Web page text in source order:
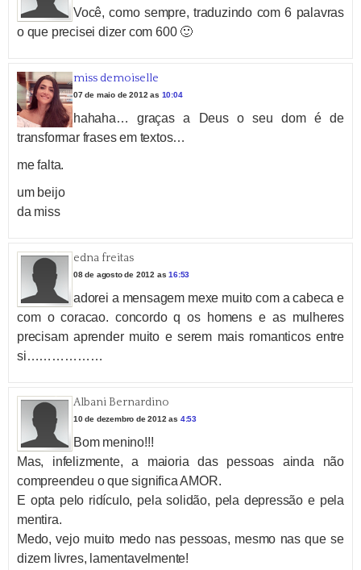
Você, como sempre, traduzindo com 6 palavras
o que precisei dizer com 600 🙂
miss demoiselle
07 de maio de 2012 as 10:04
hahaha… graças a Deus o seu dom é de
transformar frases em textos…
me falta.
um beijo
da miss
edna freitas
08 de agosto de 2012 as16:53
adorei a mensagem mexe muito com a cabeca e
com o coracao. concordo q os homens e as mulheres
precisam aprender muito e serem mais romanticos entre
si………………
Albani Bernardino
10 de dezembro de 2012 as 4:53
Bom menino!!!
Mas, infelizmente, a maioria das pessoas ainda não
compreendeu o que significa AMOR.
E opta pelo ridículo, pela solidão, pela depressão e pela
mentira.
Medo, vejo muito medo nas pessoas, mesmo nas que se
dizem livres, lamentavelmente!